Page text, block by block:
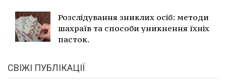
Розслідування зниклих осіб: методи
шахраїв та способи уникнення їхніх
пасток.
СВІЖІ ПУБЛІКАЦІЇ